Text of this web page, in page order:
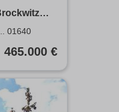
01640
465.000 €